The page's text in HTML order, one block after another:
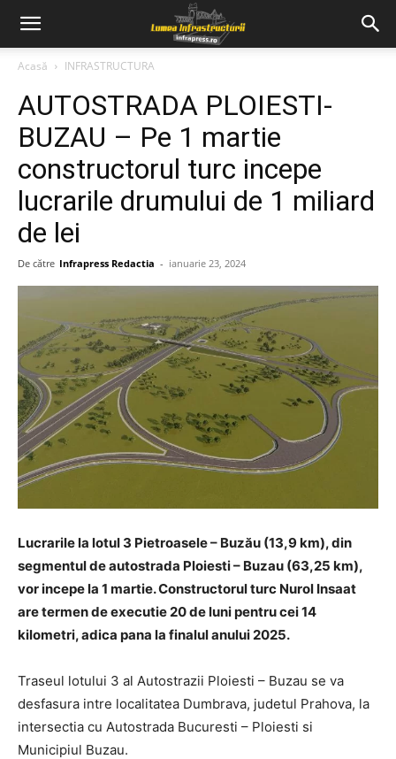
Acasă INFRASTRUCTURA
AUTOSTRADA PLOIESTI-
BUZAU – Pe 1 martie
constructorul turc incepe
lucrarile drumului de 1 miliard
de lei
De către Infrapress Redactia - ianuarie 23, 2024
Lucrarile la lotul 3 Pietroasele – Buzău (13,9 km), din
segmentul de autostrada Ploiesti – Buzau (63,25 km),
vor incepe la 1 martie. Constructorul turc Nurol Insaat
are termen de executie 20 de luni pentru cei 14
kilometri, adica pana la finalul anului 2025.
Traseul lotului 3 al Autostrazii Ploiesti – Buzau se va
desfasura intre localitatea Dumbrava, judetul Prahova, la
intersectia cu Autostrada Bucuresti – Ploiesti si
Municipiul Buzau.